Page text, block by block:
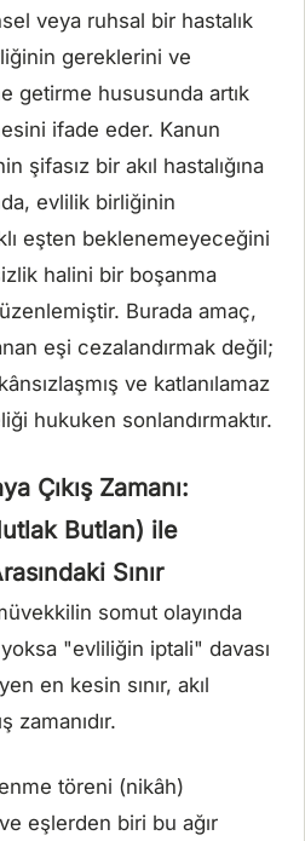
veya ruhsal bir hastalık
gereklerini ve
getirme hususunda artık
ifade eder. Kanun
şifasız bir akıl hastalığına
evlilik birliğinin
eşten beklenemeyeceğini
halini bir boşanma
Burada amaç,
eşi cezalandırmak değil;
ve katlanılamaz
hukuken sonlandırmaktır.
Çıkış Zamanı:
Butlan) ile
Sınır
somut olayında
"evliliğin iptali" davası
en kesin sınır, akıl
zamanıdır.
töreni (nikâh)
eşlerden biri bu ağır